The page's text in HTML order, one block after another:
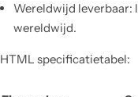
Wereldwijd leverbaar:
wereldwijd.
HTML specificatietabel: